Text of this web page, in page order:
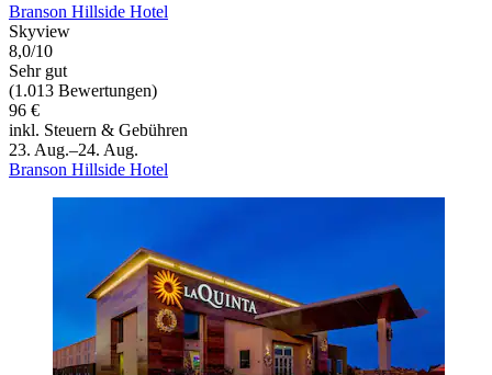
Branson Hillside Hotel
Skyview
8,0/10
Sehr gut
(1.013 Bewertungen)
96 €
inkl. Steuern & Gebühren
23. Aug.–24. Aug.
Branson Hillside Hotel